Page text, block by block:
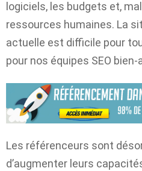
logiciels, les budgets et,
ressources humaines. La
actuelle est difficile pour
pour nos équipes SEO bien-
Les référenceurs sont
d’augmenter leurs